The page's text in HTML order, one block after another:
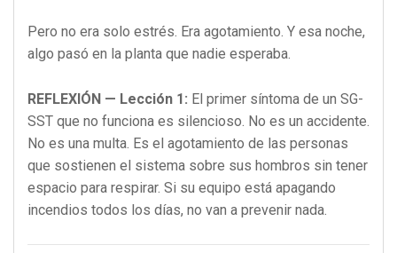
Pero no era solo estrés. Era agotamiento. Y esa noche,
algo pasó en la planta que nadie esperaba.
REFLEXIÓN — Lección 1: El primer síntoma de un SG-
SST que no funciona es silencioso. No es un accidente.
No es una multa. Es el agotamiento de las personas
que sostienen el sistema sobre sus hombros sin tener
espacio para respirar. Si su equipo está apagando
incendios todos los días, no van a prevenir nada.